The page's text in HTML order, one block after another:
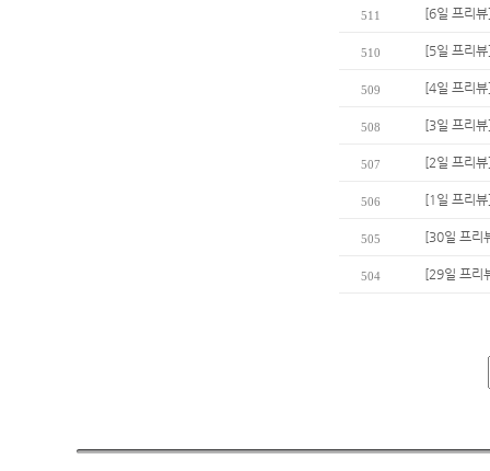
511 [6일 프리
510 [5일 프리
509 [4일 프리
508 [3일 프리
507 [2일 프리
506 [1일 프리
505 [30일 프리
504 [29일 프리